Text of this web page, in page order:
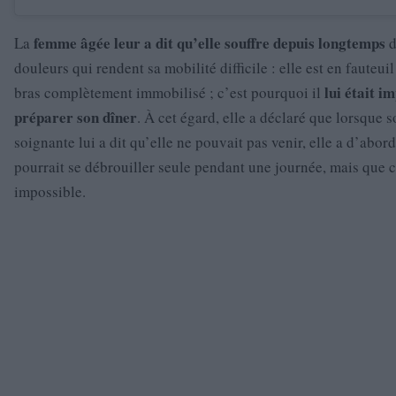
La femme âgée leur a dit qu’elle souffre depuis longtemps
douleurs qui rendent sa mobilité difficile : elle est en
bras complètement immobilisé ; c’est pourquoi il lui était
préparer son dîner. À cet égard, elle a déclaré que lorsque
soignante lui a dit qu’elle ne pouvait pas venir, elle a
pourrait se débrouiller seule pendant une journée, mais que
impossible.